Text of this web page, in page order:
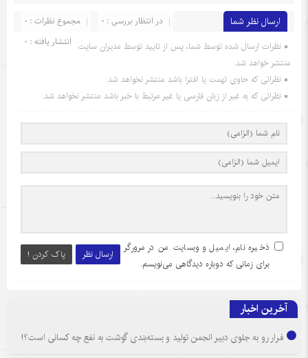
ارسال نظر شما مجموع نظرات : 0
در انتظار بررسی : 0
انتشار یافته : 0 نظرات ارسال شده توسط شما، پس از تایید توسط مدیران سایت
منتشر خواهد شد.
نظراتی که حاوی تهمت یا افترا باشد منتشر نخواهد شد.
نظراتی که به غیر از زبان فارسی یا غیر مرتبط با خبر باشد منتشر نخواهد شد.
ارسال نظر پاک کردن !
ذخیره نام، ایمیل و وبسایت من در مرورگر
برای زمانی که دوباره دیدگاهی می‌نویسم.
آخرین اخبار
فرار رو به جلوی دبیر انجمن تولید و بسته‌بندی گوشت به نفع چه کسانی است؟!